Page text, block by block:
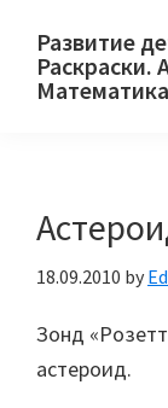
primary
main
primary
Развитие
Раскраски.
и
родителей.
18.09.2010 by
Зонд
астероид.